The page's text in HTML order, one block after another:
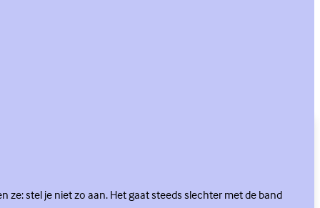
ze: stel je niet zo aan. Het gaat steeds slechter met de band